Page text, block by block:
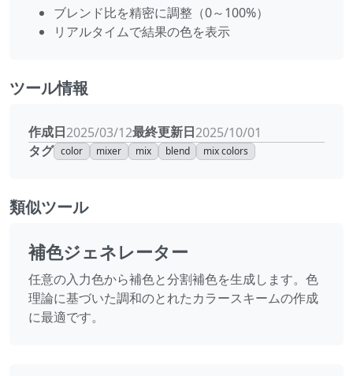
ブレンド比を精密に調整（0～100%）
リアルタイムで結果の色を表示
ツール情報
作成日2025/03/12最終更新日2025/10/01
タグ color mixer mix blend mix colors
類似ツール
補色ジェネレーター
任意の入力色から補色と分割補色を生成します。色
理論に基づいた調和のとれたカラースキームの作成
に最適です。